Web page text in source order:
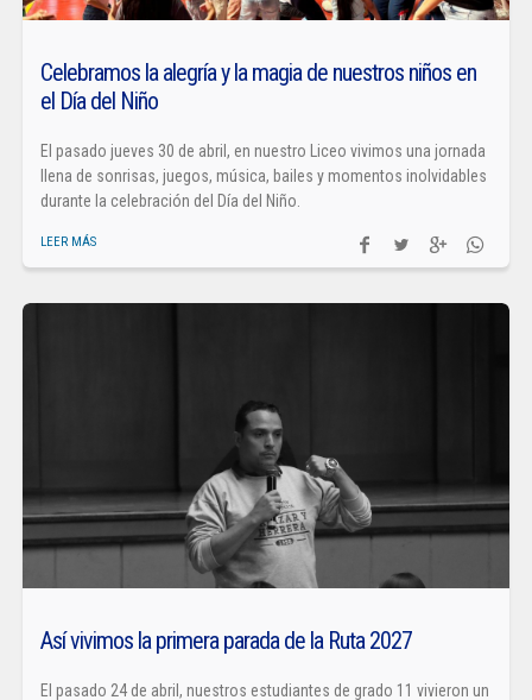
Celebramos la alegría y la magia de nuestros niños en
el Día del Niño
El pasado jueves 30 de abril, en nuestro Liceo vivimos una jornada
llena de sonrisas, juegos, música, bailes y momentos inolvidables
durante la celebración del Día del Niño.
LEER MÁS
Así vivimos la primera parada de la Ruta 2027
El pasado 24 de abril, nuestros estudiantes de grado 11 vivieron un